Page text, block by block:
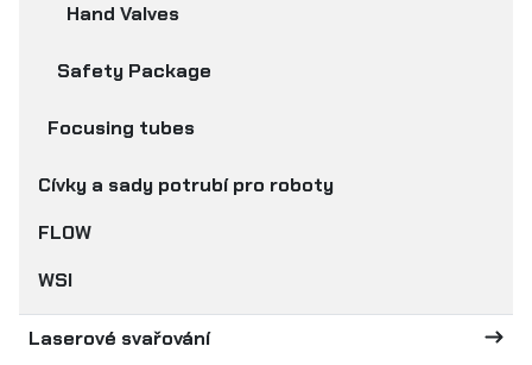
Hand Valves
Safety Package
Focusing tubes
Cívky a sady potrubí pro roboty
FLOW
WSI
Laserové svařování